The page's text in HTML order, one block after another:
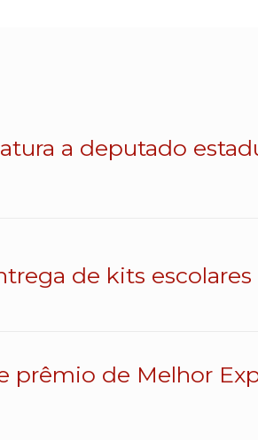
a deputado
de kits escolares
prêmio de Melhor